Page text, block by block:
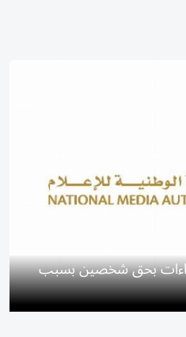
بحق شخصين بسبب